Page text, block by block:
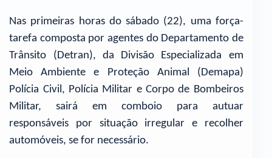
Nas primeiras horas do sábado (22), uma força-
tarefa composta por agentes do Departamento de
Trânsito (Detran), da Divisão Especializada em
Meio Ambiente e Proteção Animal (Demapa)
Polícia Civil, Polícia Militar e Corpo de Bombeiros
Militar, sairá em comboio para autuar
responsáveis por situação irregular e recolher
automóveis, se for necessário.